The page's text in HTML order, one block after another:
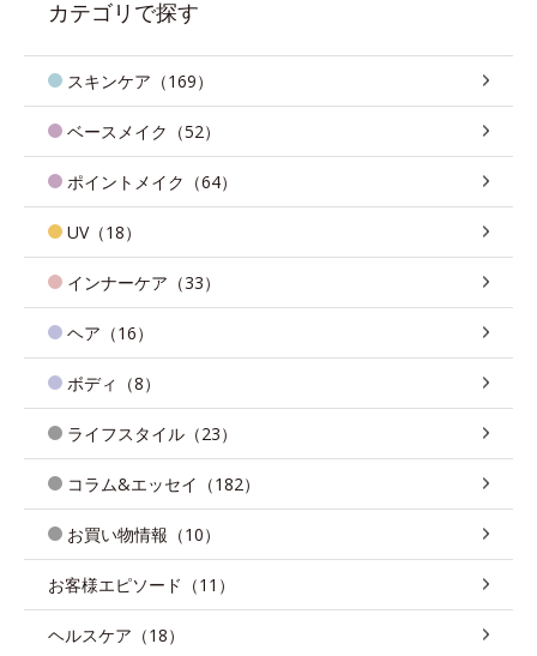
カテゴリで探す
スキンケア（169）
ベースメイク（52）
ポイントメイク（64）
UV（18）
インナーケア（33）
ヘア（16）
ボディ（8）
ライフスタイル（23）
コラム&エッセイ（182）
お買い物情報（10）
お客様エピソード（11）
ヘルスケア（18）